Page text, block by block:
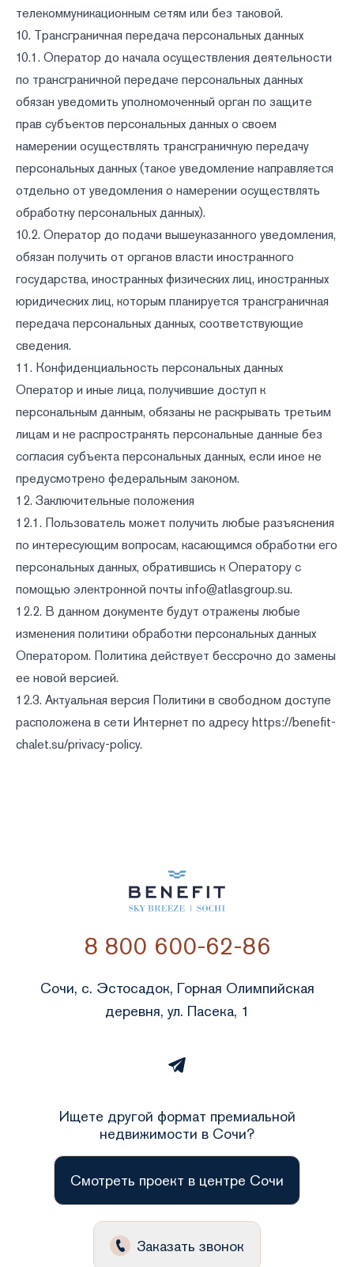
телекоммуникационным сетям или без таковой.
10. Трансграничная передача персональных данных
10.1. Оператор до начала осуществления деятельности
по трансграничной передаче персональных данных
обязан уведомить уполномоченный орган по защите
прав субъектов персональных данных о своем
намерении осуществлять трансграничную передачу
персональных данных (такое уведомление направляется
отдельно от уведомления о намерении осуществлять
обработку персональных данных).
10.2. Оператор до подачи вышеуказанного уведомления,
обязан получить от органов власти иностранного
государства, иностранных физических лиц, иностранных
юридических лиц, которым планируется трансграничная
передача персональных данных, соответствующие
сведения.
11. Конфиденциальность персональных данных
Оператор и иные лица, получившие доступ к
персональным данным, обязаны не раскрывать третьим
лицам и не распространять персональные данные без
согласия субъекта персональных данных, если иное не
предусмотрено федеральным законом.
12. Заключительные положения
12.1. Пользователь может получить любые разъяснения
по интересующим вопросам, касающимся обработки его
персональных данных, обратившись к Оператору с
помощью электронной почты info@atlasgroup.su.
12.2. В данном документе будут отражены любые
изменения политики обработки персональных данных
Оператором. Политика действует бессрочно до замены
ее новой версией.
12.3. Актуальная версия Политики в свободном доступе
расположена в сети Интернет по адресуhttps://benefit-
chalet.su/privacy-policy.
Заказать звонок
8 800 600-62-86
Сочи, с. Эстосадок, Горная Олимпийская
деревня, ул. Пасека, 1
Ищете другой формат премиальной
недвижимости в Сочи?
Смотреть проект в центре Сочи